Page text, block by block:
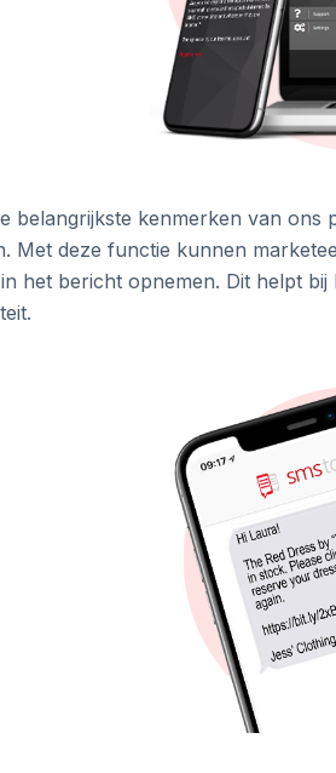
belangrijkste kenmerken van ons
Met deze functie kunnen
het bericht opnemen. Dit helpt